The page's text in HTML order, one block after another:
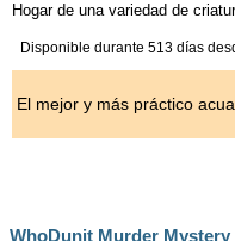
Hogar de una variedad de
Disponible durante 513 días
El mejor y más práctico
WhoDunit Murder